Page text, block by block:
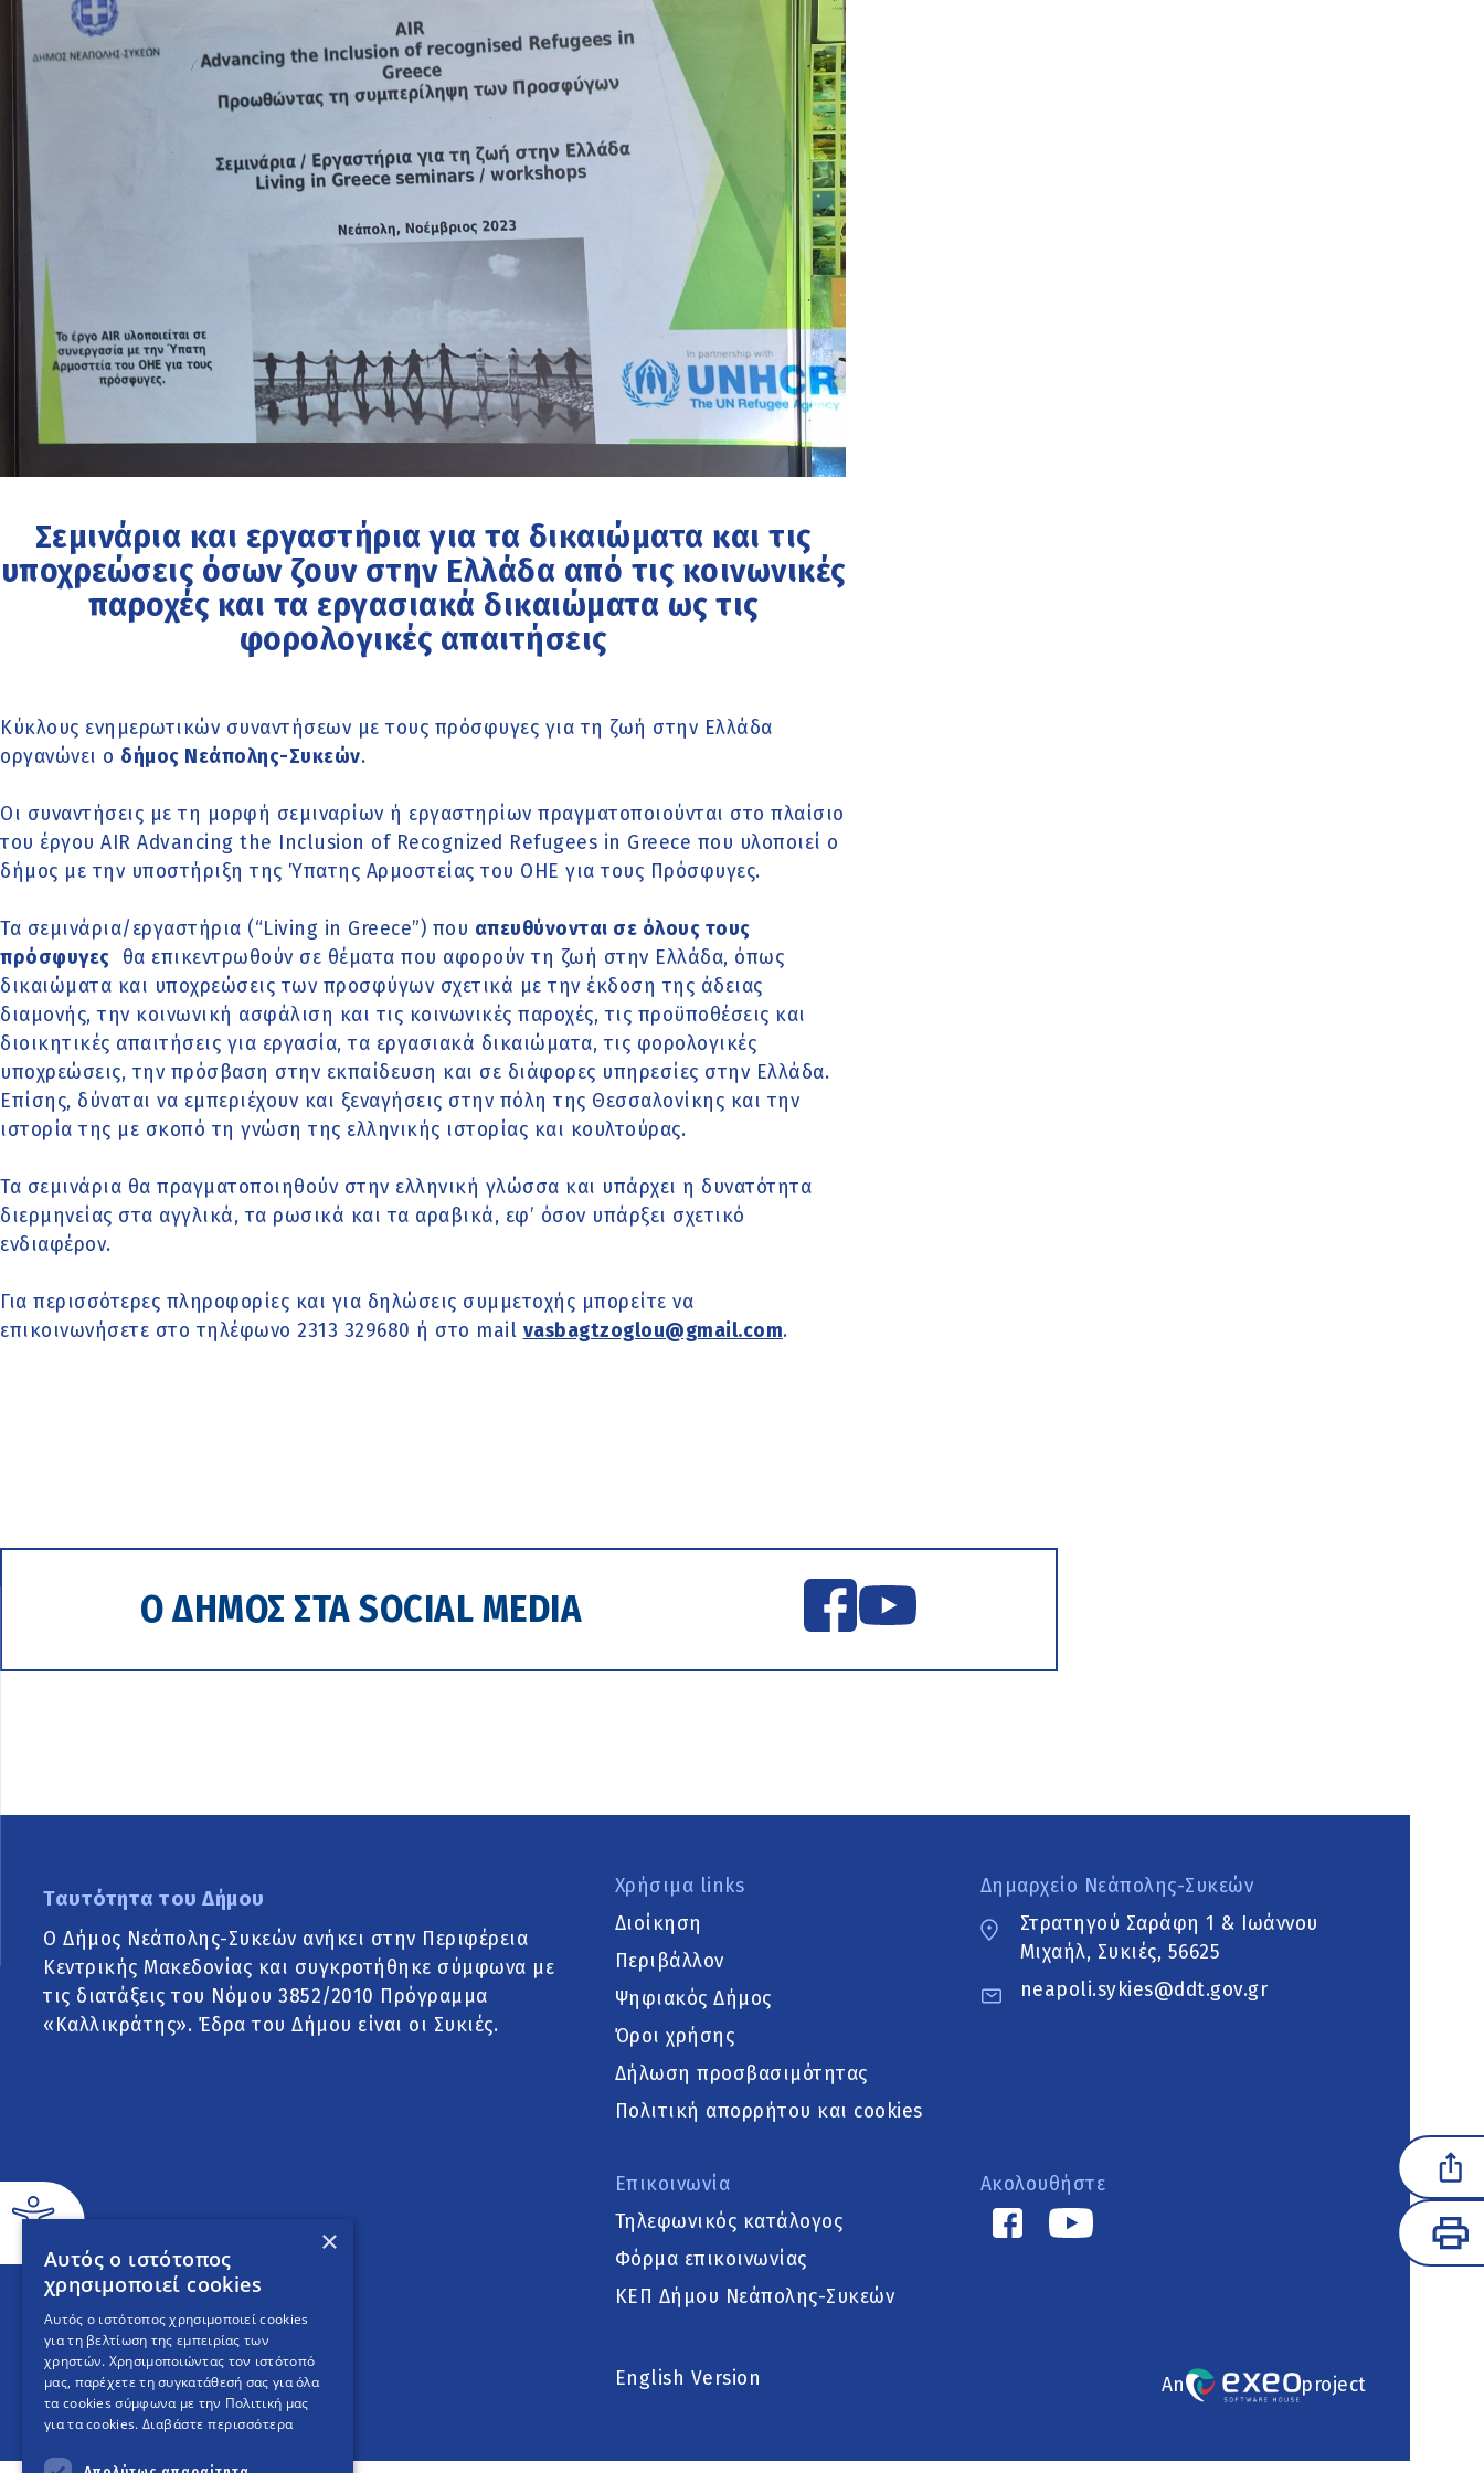
Σεμινάρια και εργαστήρια για τα δικαιώματα και τις
υποχρεώσεις όσων ζουν στην Ελλάδα από τις κοινωνικές
παροχές και τα εργασιακά δικαιώματα ως τις
φορολογικές απαιτήσεις
Κύκλους ενημερωτικών συναντήσεων με τους πρόσφυγες για τη ζωή στην Ελλάδα
οργανώνει ο δήμος Νεάπολης-Συκεών.
Οι συναντήσεις με τη μορφή σεμιναρίων ή εργαστηρίων πραγματοποιούνται στο πλαίσιο
του έργου AIR Advancing the Inclusion of Recognized Refugees in Greece που υλοποιεί ο
δήμος με την υποστήριξη της Ύπατης Αρμοστείας του ΟΗΕ για τους Πρόσφυγες.
Τα σεμινάρια/εργαστήρια (“Living in Greece”) που απευθύνονται σε όλους τους
πρόσφυγες θα επικεντρωθούν σε θέματα που αφορούν τη ζωή στην Ελλάδα, όπως
δικαιώματα και υποχρεώσεις των προσφύγων σχετικά με την έκδοση της άδειας
διαμονής, την κοινωνική ασφάλιση και τις κοινωνικές παροχές, τις προϋποθέσεις και
διοικητικές απαιτήσεις για εργασία, τα εργασιακά δικαιώματα, τις φορολογικές
υποχρεώσεις, την πρόσβαση στην εκπαίδευση και σε διάφορες υπηρεσίες στην Ελλάδα.
Επίσης, δύναται να εμπεριέχουν και ξεναγήσεις στην πόλη της Θεσσαλονίκης και την
ιστορία της με σκοπό τη γνώση της ελληνικής ιστορίας και κουλτούρας.
Τα σεμινάρια θα πραγματοποιηθούν στην ελληνική γλώσσα και υπάρχει η δυνατότητα
διερμηνείας στα αγγλικά, τα ρωσικά και τα αραβικά, εφ’ όσον υπάρξει σχετικό
ενδιαφέρον.
Για περισσότερες πληροφορίες και για δηλώσεις συμμετοχής μπορείτε να
επικοινωνήσετε στο τηλέφωνο 2313 329680 ή στο mail vasbagtzoglou@gmail.com.
Ο ΔΗΜΟΣ ΣΤΑ SOCIAL MEDIA
Ταυτότητα του Δήμου
Ο Δήμος Νεάπολης-Συκεών ανήκει στην Περιφέρεια
Κεντρικής Μακεδονίας και συγκροτήθηκε σύμφωνα με
τις διατάξεις του Νόμου 3852/2010 Πρόγραμμα
«Καλλικράτης». Έδρα του Δήμου είναι οι Συκιές.
Χρήσιμα links
Διοίκηση
Περιβάλλον
Ψηφιακός Δήμος
Όροι χρήσης
Δήλωση προσβασιμότητας
Πολιτική απορρήτου και cookies
Επικοινωνία
Τηλεφωνικός κατάλογος
Φόρμα επικοινωνίας
ΚΕΠ Δήμου Νεάπολης-Συκεών
Δημαρχείο Νεάπολης-Συκεών
Στρατηγού Σαράφη 1 & Ιωάννου
Μιχαήλ, Συκιές, 56625
neapoli.sykies@ddt.gov.gr
Ακολουθήστε
English Version An project
×
Αυτός ο ιστότοπος
χρησιμοποιεί cookies
Αυτός ο ιστότοπος χρησιμοποιεί cookies
για τη βελτίωση της εμπειρίας των
χρηστών. Χρησιμοποιώντας τον ιστότοπό
μας, παρέχετε τη συγκατάθεσή σας για όλα
τα cookies σύμφωνα με την Πολιτική μας
για τα cookies. Διαβάστε περισσότερα